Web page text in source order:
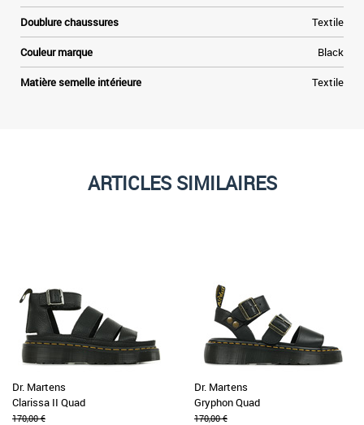
Doublure chaussures Textile
Couleur marque Black
Matière semelle intérieure Textile
ARTICLES SIMILAIRES
Dr. Martens
Clarissa II Quad
170,00 €
Dr. Martens
Gryphon Quad
170,00 €